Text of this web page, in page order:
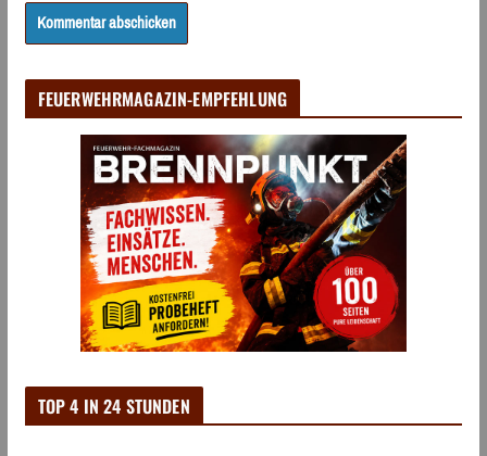
FEUERWEHRMAGAZIN-EMPFEHLUNG
TOP 4 IN 24 STUNDEN